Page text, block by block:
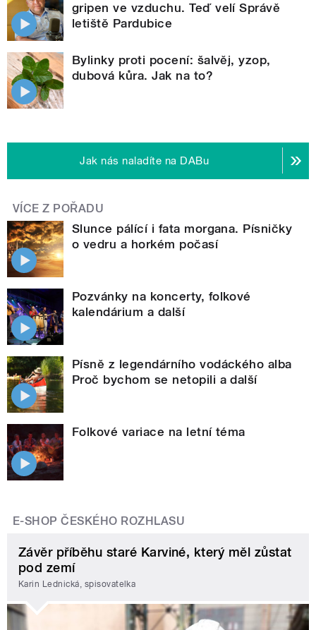
gripen ve vzduchu. Teď velí Správě
letiště Pardubice
Bylinky proti pocení: šalvěj, yzop,
dubová kůra. Jak na to?
Jak nás naladíte na DABu
VÍCE Z POŘADU
Slunce pálící i fata morgana. Písničky
o vedru a horkém počasí
Pozvánky na koncerty, folkové
kalendárium a další
Písně z legendárního vodáckého alba
Proč bychom se netopili a další
Folkové variace na letní téma
E-SHOP ČESKÉHO ROZHLASU
Závěr příběhu staré Karviné, který měl zůstat
pod zemí
Karin Lednická, spisovatelka